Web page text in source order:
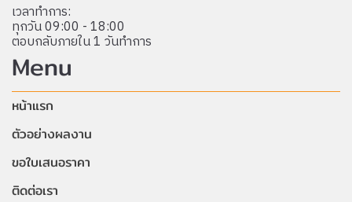
เวลาทำการ:
ทุกวัน 09:00 - 18:00
ตอบกลับภายใน 1 วันทำการ
Menu
หน้าแรก
ตัวอย่างผลงาน
ขอใบเสนอราคา
ติดต่อเรา